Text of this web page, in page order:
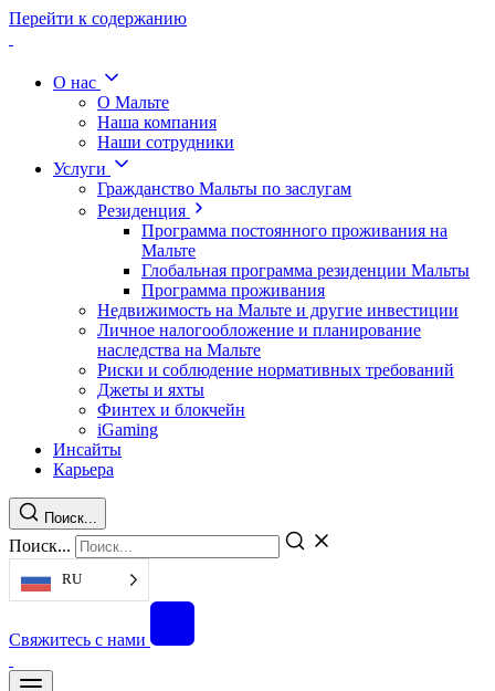
Перейти к содержанию
О нас
О Мальте
Наша компания
Наши сотрудники
Услуги
Гражданство Мальты по заслугам
Резиденция
Программа постоянного проживания на
Мальте
Глобальная программа резиденции Мальты
Программа проживания
Недвижимость на Мальте и другие инвестиции
Личное налогообложение и планирование
наследства на Мальте
Риски и соблюдение нормативных требований
Джеты и яхты
Финтех и блокчейн
iGaming
Инсайты
Карьера
Поиск...
Поиск...
RU
Свяжитесь с нами